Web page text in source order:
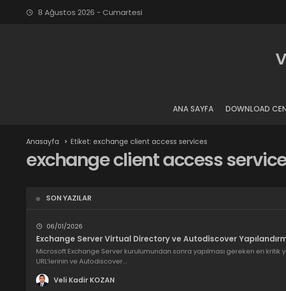
8 Ağustos 2026 - Cumartesi
ANA SAYFA DOWNLOAD
Anasayfa Etiket: exchange client access services
exchange client access
SON YAZILAR
06/01/2026
Exchange Server Virtual Directory ve Autodiscover
Microsoft Exchange Server kurulumundan sonra yapılması gereken en kritik
URL’lerinin ve Autodiscover…
Veli Kadir KOZAN